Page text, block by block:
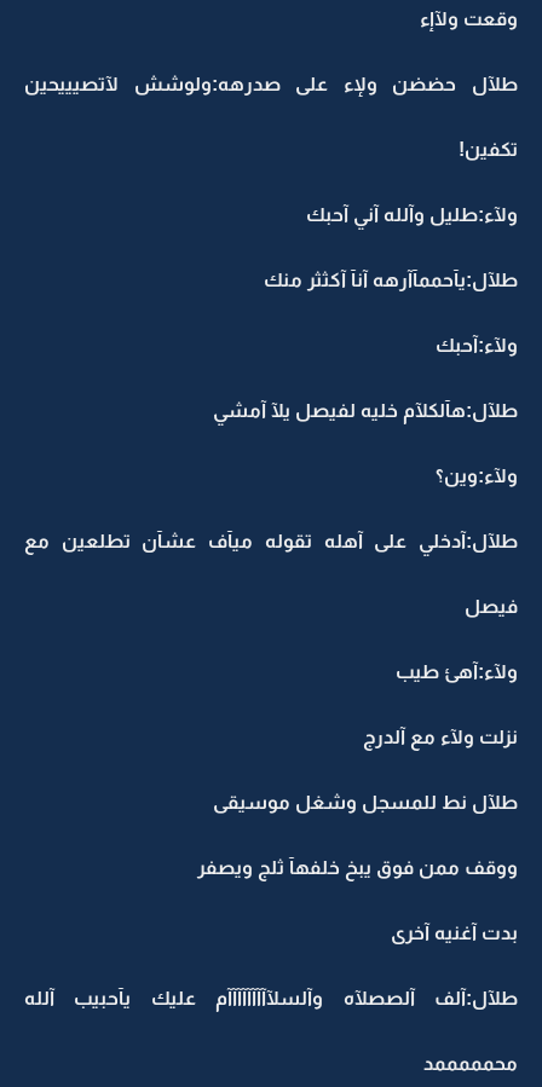
وقعت ولآإء
طلآل حضضن ولإء على صدرهه:ولوشش لآتصيييحين
تكفين!
ولآء:طليل وآلله آني آحبك
طلآل:يآحممآآرهه آنآ آكثثر منك
ولآء:آحبك
طلآل:هآلكلآم خليه لفيصل يلآ آمشي
ولآء:وين؟
طلآل:آدخلي على آهله تقوله ميآف عشآن تطلعين مع
فيصل
ولآء:آهئ طيب
نزلت ولآء مع آلدرج
طلآل نط للمسجل وشغل موسيقى
ووقف ممن فوق يبخ خلفهآ ثلج ويصفر
بدت آغنيه آخرى
طلآل:آلف آلصصلآه وآلسلآآآآآآآآآم عليك يآحبيب آلله
محمممممد